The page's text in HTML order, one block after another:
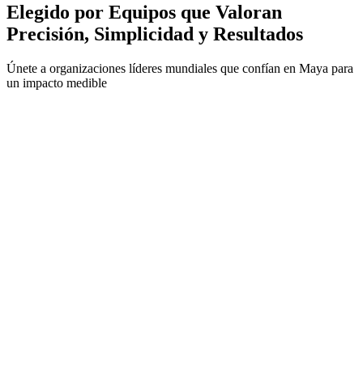
Elegido por Equipos que Valoran
Precisión, Simplicidad y Resultados
Únete a organizaciones líderes mundiales que confían en Maya para
un impacto medible